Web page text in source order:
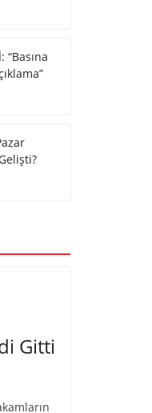
“Basına
Gitti